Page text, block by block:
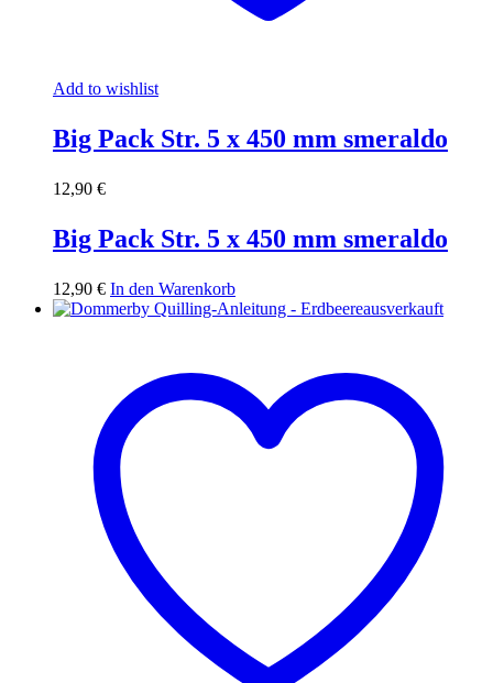
Add to wishlist
Big Pack Str. 5 x 450 mm smeraldo
12,90 €
Big Pack Str. 5 x 450 mm smeraldo
12,90 € In den Warenkorb
ausverkauft